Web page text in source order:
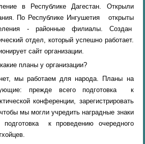
в Республике Дагестан. Открыли
По Республике Ингушетия открыты
- районные филиалы. Создан
отдел, который успешно работает.
сайт организации.
планы у организации?
мы работаем для народа. Планы на
прежде всего подготовка к
конференции, зарегистрировать
мы могли учредить наградные знаки
к проведению очередного